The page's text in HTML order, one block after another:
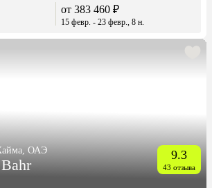
от 383 460 ₽
15 февр. - 23 февр., 8 н.
ОАЭ 9.3
43 отзыва